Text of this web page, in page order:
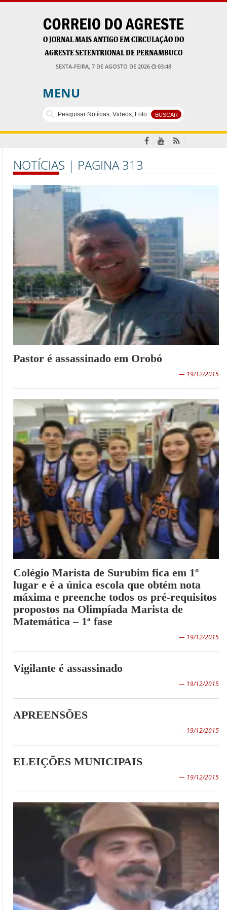
O JORNAL MAIS ANTIGO EM CIRCULAÇÃO DO
AGRESTE SETENTRIONAL DE PERNAMBUCO
SEXTA-FEIRA, 7 DE AGOSTO DE 2026 03:48
MENU
NOTÍCIAS | PAGINA 313
Pastor é assassinado em Orobó
— 19/12/2015
Colégio Marista de Surubim fica em 1º
lugar e é a única escola que obtém nota
máxima e preenche todos os pré-requisitos
propostos na Olimpíada Marista de
Matemática – 1ª fase
— 19/12/2015
Vigilante é assassinado
— 19/12/2015
APREENSÕES
— 19/12/2015
ELEIÇÕES MUNICIPAIS
— 19/12/2015